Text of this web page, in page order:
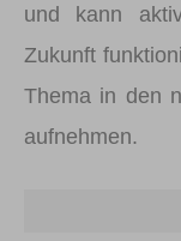
und kann
Zukunft
Thema in den
aufnehmen.